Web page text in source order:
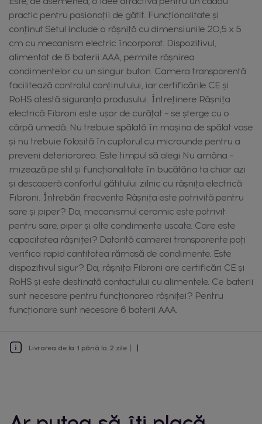
practic pentru pasionații de gătit. Funcționalitate și
conținut Setul include o râșniță cu dimensiunile 20,5 x 5
cm cu mecanism electric încorporat. Dispozitivul,
alimentat de 6 baterii AAA, permite râșnirea
condimentelor cu un singur buton. Camera transparentă
facilitează controlul conținutului, iar certificările CE și
RoHS atestă siguranța produsului. Întreținere Râșnița
electrică Fibroni este ușor de curățat – se șterge cu o
cârpă umedă. Nu trebuie spălată în mașina de spălat vase
și nu trebuie folosită în cuptorul cu microunde pentru a
preveni deteriorarea. Este timpul să alegi Nu amâna –
mizează pe stil și funcționalitate în bucătăria ta chiar azi
și descoperă confortul gătitului zilnic cu râșnița electrică
Fibroni. Întrebări frecvente Râșnița este potrivită pentru
sare și piper? Da, mecanismul ceramic este potrivit
pentru sare, piper și alte condimente uscate. Care este
capacitatea râșniței? Datorită camerei transparente poți
verifica rapid cantitatea rămasă de condimente. Este
dispozitivul sigur? Da, râșnița Fibroni are certificări CE și
RoHS și este destinată contactului cu alimentele. Ce baterii
sunt necesare pentru funcționarea râșniței? Pentru
funcționare sunt necesare 6 baterii AAA.
Livrarea de la 1 până la 2 zile